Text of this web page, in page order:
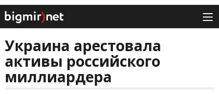
Украина арестовала
активы российского
миллиардера